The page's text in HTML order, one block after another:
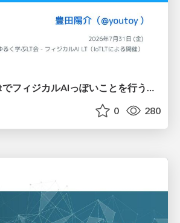
toio・myCobotでフィジカルAIっぽいことを行うための検討（とりあえず調査） / フィジカルAI LT（IoTLTによる開催）
0 280